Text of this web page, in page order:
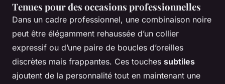
Tenues pour des occasions professionnelles
Dans un cadre professionnel, une combinaison noire
peut être élégamment rehaussée d’un collier
expressif ou d’une paire de boucles d’oreilles
discrètes mais frappantes. Ces touches subtiles
ajoutent de la personnalité tout en maintenant une